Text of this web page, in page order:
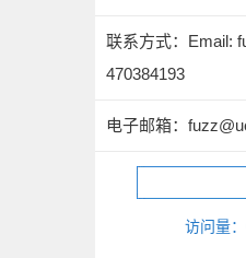
联系方式： Email:
470384193
电子邮箱：
访问量：